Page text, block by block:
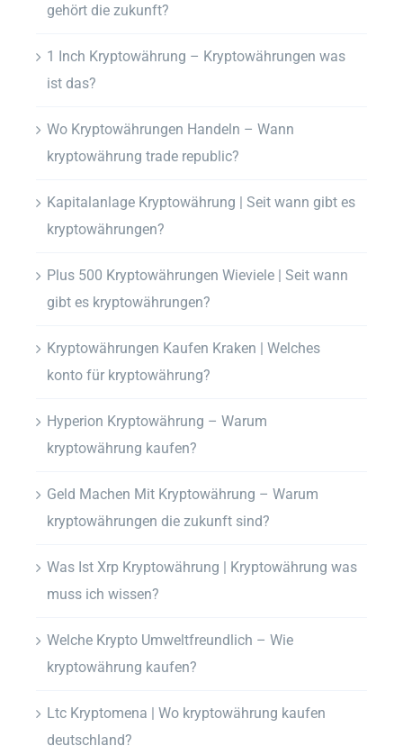
gehört die zukunft?
1 Inch Kryptowährung – Kryptowährungen was
ist das?
Wo Kryptowährungen Handeln – Wann
kryptowährung trade republic?
Kapitalanlage Kryptowährung | Seit wann gibt es
kryptowährungen?
Plus 500 Kryptowährungen Wieviele | Seit wann
gibt es kryptowährungen?
Kryptowährungen Kaufen Kraken | Welches
konto für kryptowährung?
Hyperion Kryptowährung – Warum
kryptowährung kaufen?
Geld Machen Mit Kryptowährung – Warum
kryptowährungen die zukunft sind?
Was Ist Xrp Kryptowährung | Kryptowährung was
muss ich wissen?
Welche Krypto Umweltfreundlich – Wie
kryptowährung kaufen?
Ltc Kryptomena | Wo kryptowährung kaufen
deutschland?